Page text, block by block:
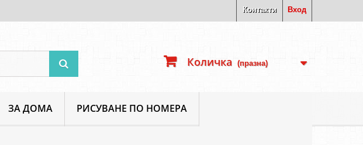
Вход
Контакти
ЗА ДОМА РИСУВАНЕ ПО НОМЕРА
Количка (празна)